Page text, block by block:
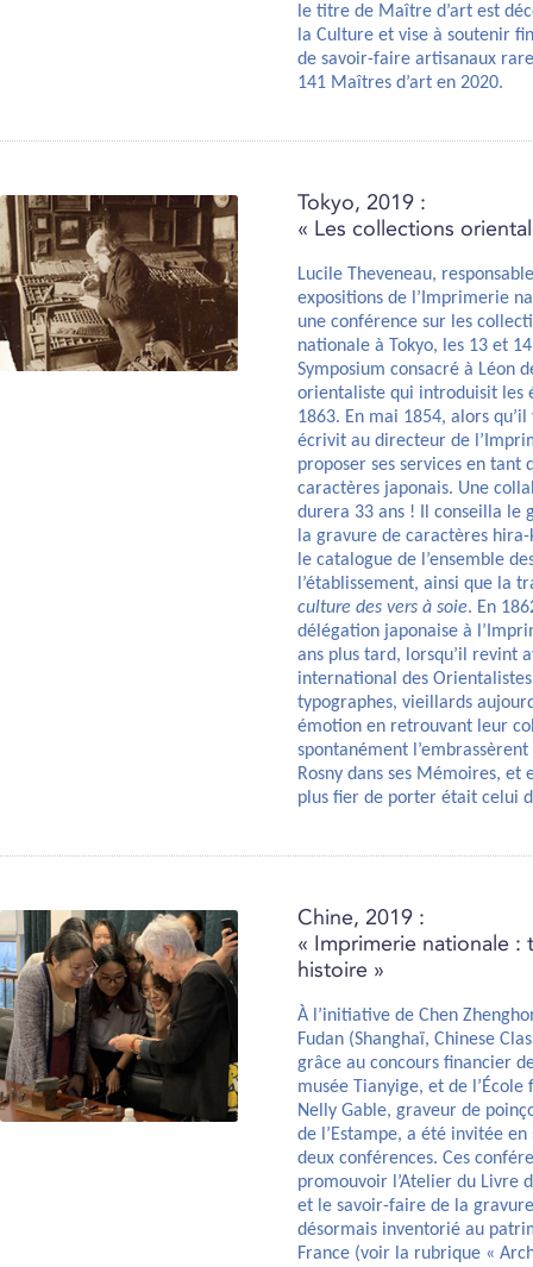
le titre de Maître d’art est
la Culture et vise à soutenir
de savoir-faire artisanaux
141 Maîtres d’art en 2020.
Tokyo, 2019 :
« Les collections
Lucile Theveneau,
expositions de l’Imprimerie
une conférence sur les
nationale à Tokyo, les 13 et
Symposium consacré à Léon
orientaliste qui introduisit les
1863. En mai 1854, alors
écrivit au directeur de
proposer ses services en tant
caractères japonais. Une
durera 33 ans ! Il conseilla le
la gravure de caractères
le catalogue de l’ensemble
l’établissement, ainsi que la
culture des vers à soie. En
délégation japonaise à
ans plus tard, lorsqu’il revint
international des
typographes, vieillards
émotion en retrouvant leur
spontanément
Rosny dans ses Mémoires,
plus fier de porter était celui
Chine, 2019 :
« Imprimerie nationale
histoire »
À l’initiative de Chen
Fudan (Shanghaï, Chinese
grâce au concours financier
musée Tianyige, et de
Nelly Gable, graveur de
de l’Estampe, a été invitée
deux conférences. Ces
promouvoir l’Atelier du Livre
et le savoir-faire de la
désormais inventorié au
France (voir la rubrique «